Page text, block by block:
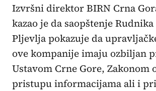
Izvršni direktor BIRN Crna
kazao je da saopštenje
Pljevlja pokazuje da
ove kompanije imaju ozbiljan
Ustavom Crne Gore, Zakonom
pristupu informacijama ali i